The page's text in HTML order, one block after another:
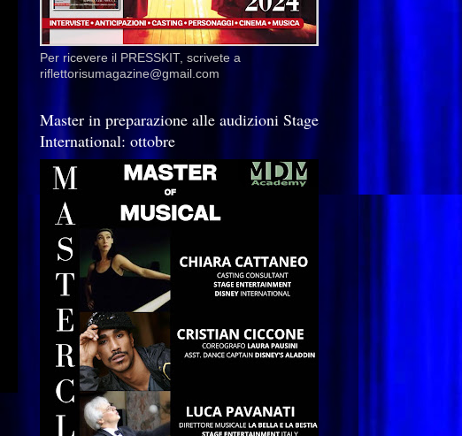
Per ricevere il PRESSKIT, scrivete a
riflettorisumagazine@gmail.com
Master in preparazione alle audizioni Stage
International: ottobre